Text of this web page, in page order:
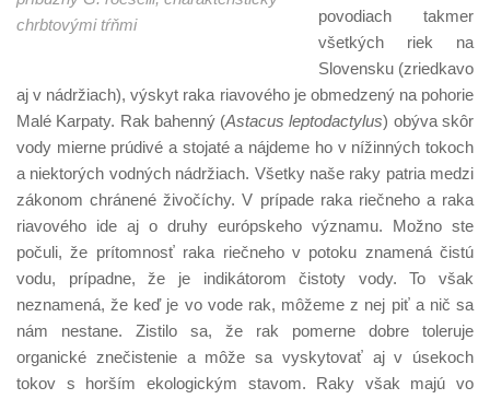
chrbtovými tŕňmi
povodiach takmer
všetkých riek na
Slovensku (zriedkavo
aj v nádržiach), výskyt raka riavového je obmedzený na pohorie
Malé Karpaty. Rak bahenný (Astacus leptodactylus) obýva skôr
vody mierne prúdivé a stojaté a nájdeme ho v nížinných tokoch
a niektorých vodných nádržiach. Všetky naše raky patria medzi
zákonom chránené živočíchy. V prípade raka riečneho a raka
riavového ide aj o druhy európskeho významu. Možno ste
počuli, že prítomnosť raka riečneho v potoku znamená čistú
vodu, prípadne, že je indikátorom čistoty vody. To však
neznamená, že keď je vo vode rak, môžeme z nej piť a nič sa
nám nestane. Zistilo sa, že rak pomerne dobre toleruje
organické znečistenie a môže sa vyskytovať aj v úsekoch
tokov s horším ekologickým stavom. Raky však majú vo